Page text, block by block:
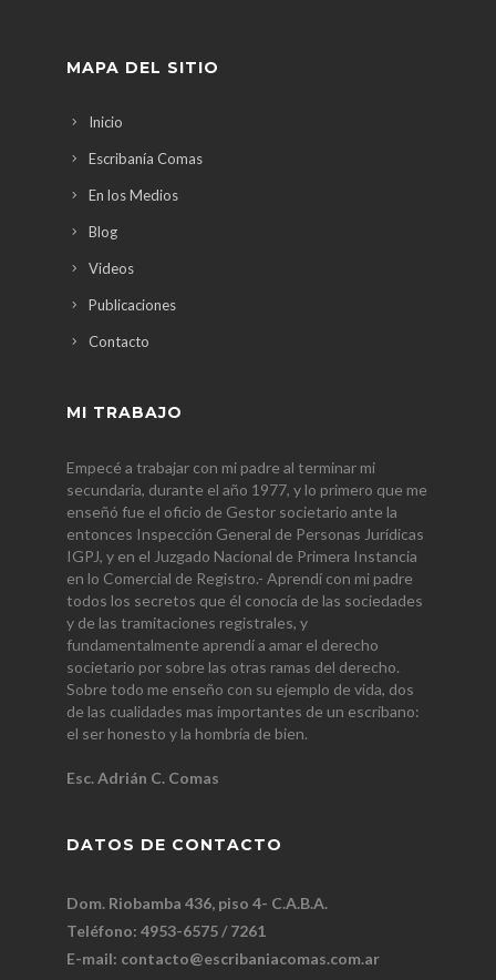
MAPA DEL SITIO
Inicio
Escribanía Comas
En los Medios
Blog
Videos
Publicaciones
Contacto
MI TRABAJO
Empecé a trabajar con mi padre al terminar mi
secundaria, durante el año 1977, y lo primero que me
enseñó fue el oficio de Gestor societario ante la
entonces Inspección General de Personas Jurídicas
IGPJ, y en el Juzgado Nacional de Primera Instancia
en lo Comercial de Registro.- Aprendí con mi padre
todos los secretos que él conocía de las sociedades
y de las tramitaciones registrales, y
fundamentalmente aprendí a amar el derecho
societario por sobre las otras ramas del derecho.
Sobre todo me enseño con su ejemplo de vida, dos
de las cualidades mas importantes de un escribano:
el ser honesto y la hombría de bien.
Esc. Adrián C. Comas
DATOS DE CONTACTO
Dom. Riobamba 436, piso 4- C.A.B.A.
Teléfono: 4953-6575 / 7261
E-mail: contacto@escribaniacomas.com.ar